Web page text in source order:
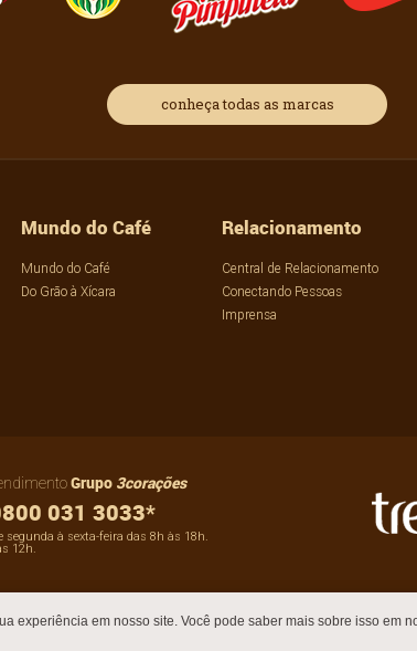
experiência em nosso site. Você pode saber mais sobre isso em
conheça todas as marcas
Mundo do Café
Mundo do Café
Do Grão à Xícara
Relacionamento
Central de Relacionamento
Conectando Pessoas
Imprensa
Grupo 3corações
031 3033*
segunda à sexta-feira das 8h às 18h.
12h.